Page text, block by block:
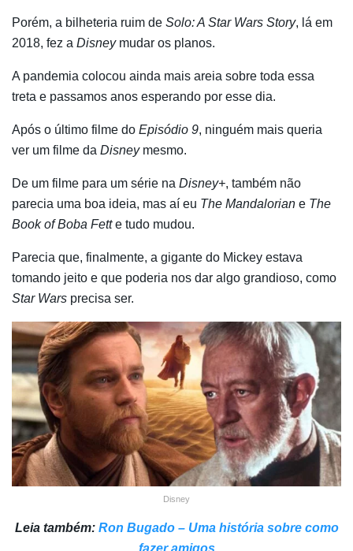
Porém, a bilheteria ruim de Solo: A Star Wars Story, lá em
2018, fez a Disneymudar os planos.
A pandemia colocou ainda mais areia sobre toda essa
treta e passamos anos esperando por esse dia.
Após o último filme do Episódio 9, ninguém mais queria
ver um filme da Disneymesmo.
De um filme para um série na Disney+, também não
parecia uma boa ideia, mas aí eu The Mandalorian e The
Book of Boba Fette tudo mudou.
Parecia que, finalmente, a gigante do Mickey estava
tomando jeito e que poderia nos dar algo grandioso, como
Star Wars precisa ser.
Disney
Leia também: Ron Bugado – Uma história sobre como